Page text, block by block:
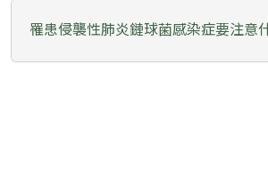
罹患侵襲性肺炎鏈球菌感染症要注意